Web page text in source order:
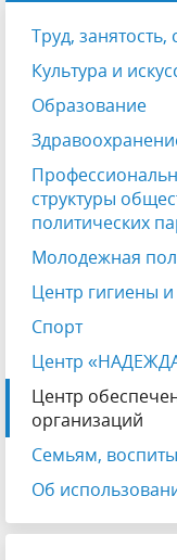
Труд,
Культура и
Образование
структуры
политических
Молодежная
Центр гигиены
Спорт
Центр
Центр
организаций
Семьям,
Об